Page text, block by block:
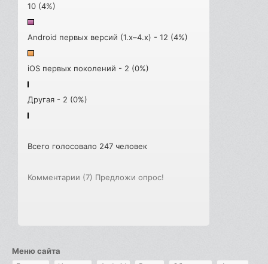
10 (4%)
Android первых версий (1.x–4.x) - 12 (4%)
iOS первых поколений - 2 (0%)
Другая - 2 (0%)
Всего голосовало 247 человек
Комментарии (7) Предложи опрос!
Меню сайта